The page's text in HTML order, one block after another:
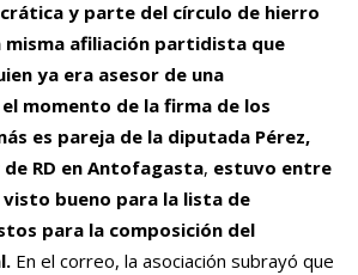
y parte del círculo de hierro
misma afiliación partidista que
ya era asesor de una
momento de la firma de los
es pareja de la diputada Pérez,
RD en Antofagasta, estuvo entre
visto bueno para la lista de
para la composición del
En el correo, la asociación subrayó que